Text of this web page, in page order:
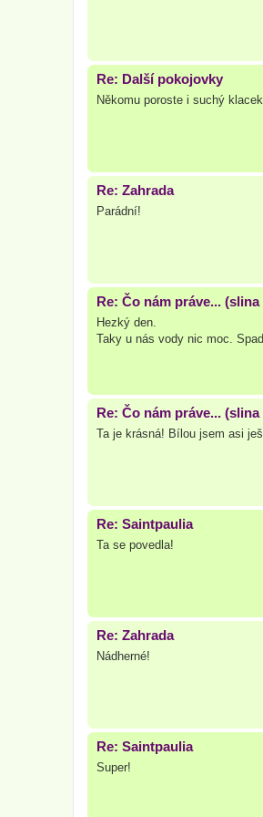
Re: Další pokojovky
Někomu poroste i suchý
Re: Zahrada
Parádní!
Re: Čo nám práve...
Hezký den.
Taky u nás vody nic moc.
Re: Čo nám práve...
Ta je krásná! Bílou jsem asi
Re: Saintpaulia
Ta se povedla!
Re: Zahrada
Nádherné!
Re: Saintpaulia
Super!